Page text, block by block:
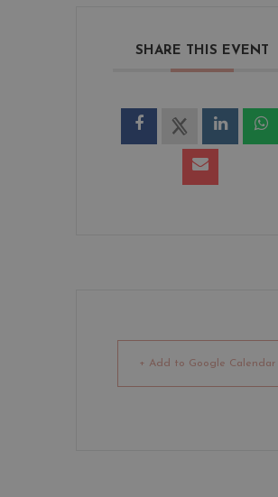
SHARE THIS EVENT
+ Add to Google Calendar